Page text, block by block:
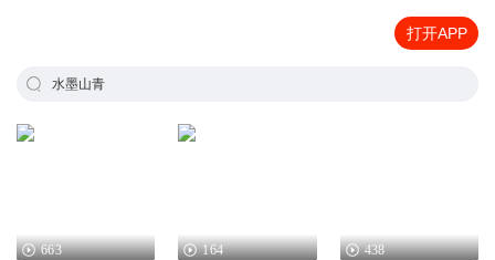
打开APP
水墨山青
663 164 438